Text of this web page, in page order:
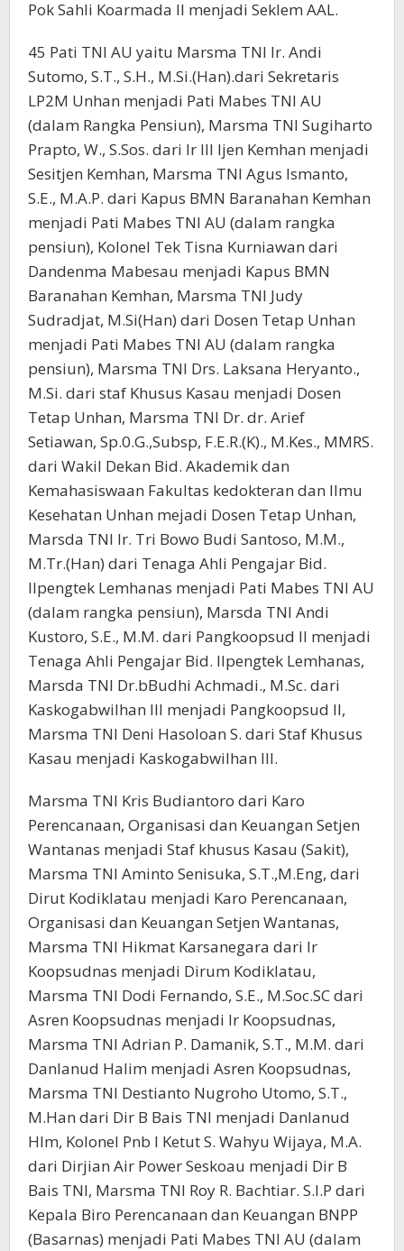
Pok Sahli Koarmada II menjadi Seklem AAL.
45 Pati TNI AU yaitu Marsma TNI Ir. Andi
Sutomo, S.T., S.H., M.Si.(Han).dari Sekretaris
LP2M Unhan menjadi Pati Mabes TNI AU
(dalam Rangka Pensiun), Marsma TNI Sugiharto
Prapto, W., S.Sos. dari Ir III Ijen Kemhan menjadi
Sesitjen Kemhan, Marsma TNI Agus Ismanto,
S.E., M.A.P. dari Kapus BMN Baranahan Kemhan
menjadi Pati Mabes TNI AU (dalam rangka
pensiun), Kolonel Tek Tisna Kurniawan dari
Dandenma Mabesau menjadi Kapus BMN
Baranahan Kemhan, Marsma TNI Judy
Sudradjat, M.Si(Han) dari Dosen Tetap Unhan
menjadi Pati Mabes TNI AU (dalam rangka
pensiun), Marsma TNI Drs. Laksana Heryanto.,
M.Si. dari staf Khusus Kasau menjadi Dosen
Tetap Unhan, Marsma TNI Dr. dr. Arief
Setiawan, Sp.0.G.,Subsp, F.E.R.(K)., M.Kes., MMRS.
dari Wakil Dekan Bid. Akademik dan
Kemahasiswaan Fakultas kedokteran dan Ilmu
Kesehatan Unhan mejadi Dosen Tetap Unhan,
Marsda TNI Ir. Tri Bowo Budi Santoso, M.M.,
M.Tr.(Han) dari Tenaga Ahli Pengajar Bid.
Ilpengtek Lemhanas menjadi Pati Mabes TNI AU
(dalam rangka pensiun), Marsda TNI Andi
Kustoro, S.E., M.M. dari Pangkoopsud II menjadi
Tenaga Ahli Pengajar Bid. Ilpengtek Lemhanas,
Marsda TNI Dr.bBudhi Achmadi., M.Sc. dari
Kaskogabwilhan III menjadi Pangkoopsud II,
Marsma TNI Deni Hasoloan S. dari Staf Khusus
Kasau menjadi Kaskogabwilhan III.
Marsma TNI Kris Budiantoro dari Karo
Perencanaan, Organisasi dan Keuangan Setjen
Wantanas menjadi Staf khusus Kasau (Sakit),
Marsma TNI Aminto Senisuka, S.T.,M.Eng, dari
Dirut Kodiklatau menjadi Karo Perencanaan,
Organisasi dan Keuangan Setjen Wantanas,
Marsma TNI Hikmat Karsanegara dari Ir
Koopsudnas menjadi Dirum Kodiklatau,
Marsma TNI Dodi Fernando, S.E., M.Soc.SC dari
Asren Koopsudnas menjadi Ir Koopsudnas,
Marsma TNI Adrian P. Damanik, S.T., M.M. dari
Danlanud Halim menjadi Asren Koopsudnas,
Marsma TNI Destianto Nugroho Utomo, S.T.,
M.Han dari Dir B Bais TNI menjadi Danlanud
Hlm, Kolonel Pnb I Ketut S. Wahyu Wijaya, M.A.
dari Dirjian Air Power Seskoau menjadi Dir B
Bais TNI, Marsma TNI Roy R. Bachtiar. S.I.P dari
Kepala Biro Perencanaan dan Keuangan BNPP
(Basarnas) menjadi Pati Mabes TNI AU (dalam